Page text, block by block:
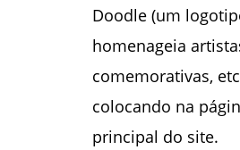
Doodle (um
homenageia
comemorativas,
colocando na
principal do site.